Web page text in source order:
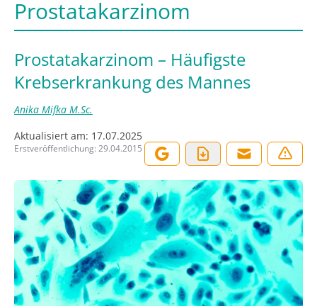
Prostatakarzinom
Prostatakarzinom – Häufigste
Krebserkrankung des Mannes
Anika Mifka M.Sc.
Aktualisiert am: 17.07.2025
Erstveröffentlichung: 29.04.2015